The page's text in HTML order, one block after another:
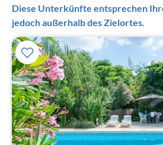
Diese Unterkünfte entsprechen
jedoch außerhalb des Zielortes.